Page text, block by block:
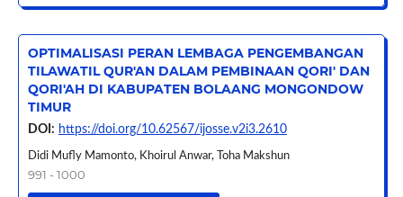
OPTIMALISASI PERAN LEMBAGA PENGEMBANGAN
TILAWATIL QUR'AN DALAM PEMBINAAN QORI' DAN
QORI'AH DI KABUPATEN BOLAANG MONGONDOW
TIMUR
DOI: https://doi.org/10.62567/ijosse.v2i3.2610
Didi Mufly Mamonto, Khoirul Anwar, Toha Makshun
991 - 1000